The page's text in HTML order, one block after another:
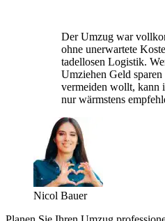
Der Umzug war
ohne unerwartete
tadellosen Logistik.
Umziehen Geld sparen
vermeiden wollt, kann
nur wärmstens
Nicol Bauer